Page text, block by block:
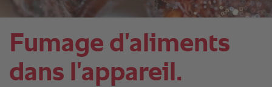
Fumage d'aliments
dans l'appareil.